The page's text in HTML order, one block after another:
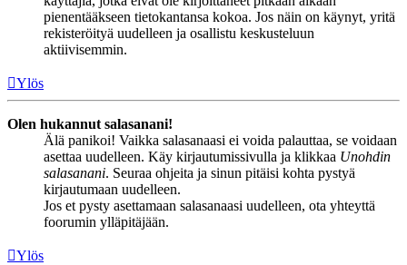
pienentääkseen tietokantansa kokoa. Jos näin on käynyt, yritä
rekisteröityä uudelleen ja osallistu keskusteluun
aktiivisemmin.
Ylös
Olen hukannut salasanani!
Älä panikoi! Vaikka salasanaasi ei voida palauttaa, se voidaan
asettaa uudelleen. Käy kirjautumissivulla ja klikkaa Unohdin
salasanani. Seuraa ohjeita ja sinun pitäisi kohta pystyä
kirjautumaan uudelleen.
Jos et pysty asettamaan salasanaasi uudelleen, ota yhteyttä
foorumin ylläpitäjään.
Ylös